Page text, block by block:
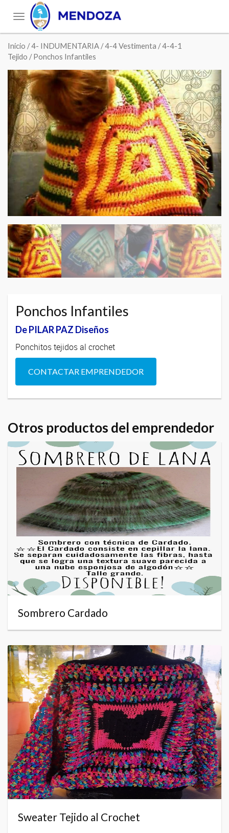
Toggle
navigation
Inicio /4- INDUMENTARIA /4-4 Vestimenta /4-4-1
Tejido / Ponchos Infantiles
Ponchos Infantiles
De PILAR PAZ Diseños
Ponchitos tejidos al crochet
CONTACTAR EMPRENDEDOR
Otros productos del emprendedor
Sombrero Cardado
Sweater Tejido al Crochet